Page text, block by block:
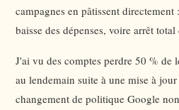
campagnes en pâtissent
baisse des dépenses, voire arrêt
J'ai vu des comptes perdre 50 %
au lendemain suite à une mise à
changement de politique Google